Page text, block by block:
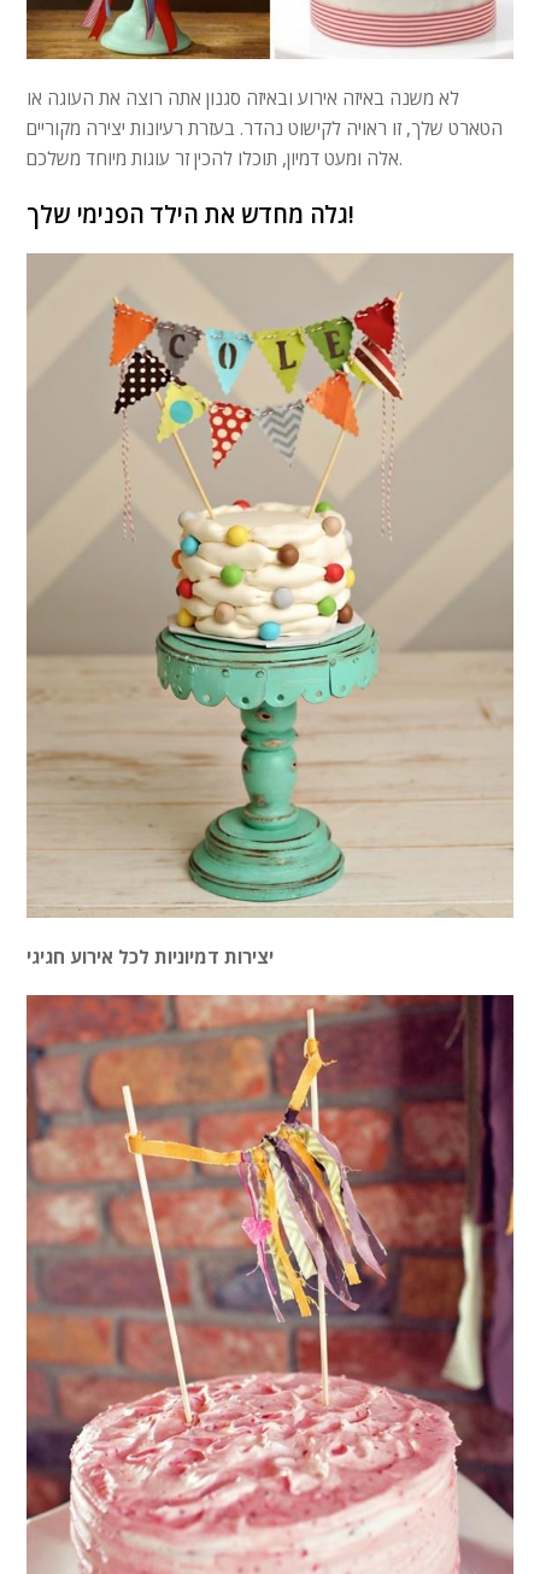
לא משנה באיזה אירוע ובאיזה סגנון אתה רוצה את העוגה או
הטארט שלך, זו ראויה לקישוט נהדר. בעזרת רעיונות יצירה מקוריים
אלה ומעט דמיון, תוכלו להכין זר עוגות מיוחד משלכם.
גלה מחדש את הילד הפנימי שלך!
יצירות דמיוניות לכל אירוע חגיגי